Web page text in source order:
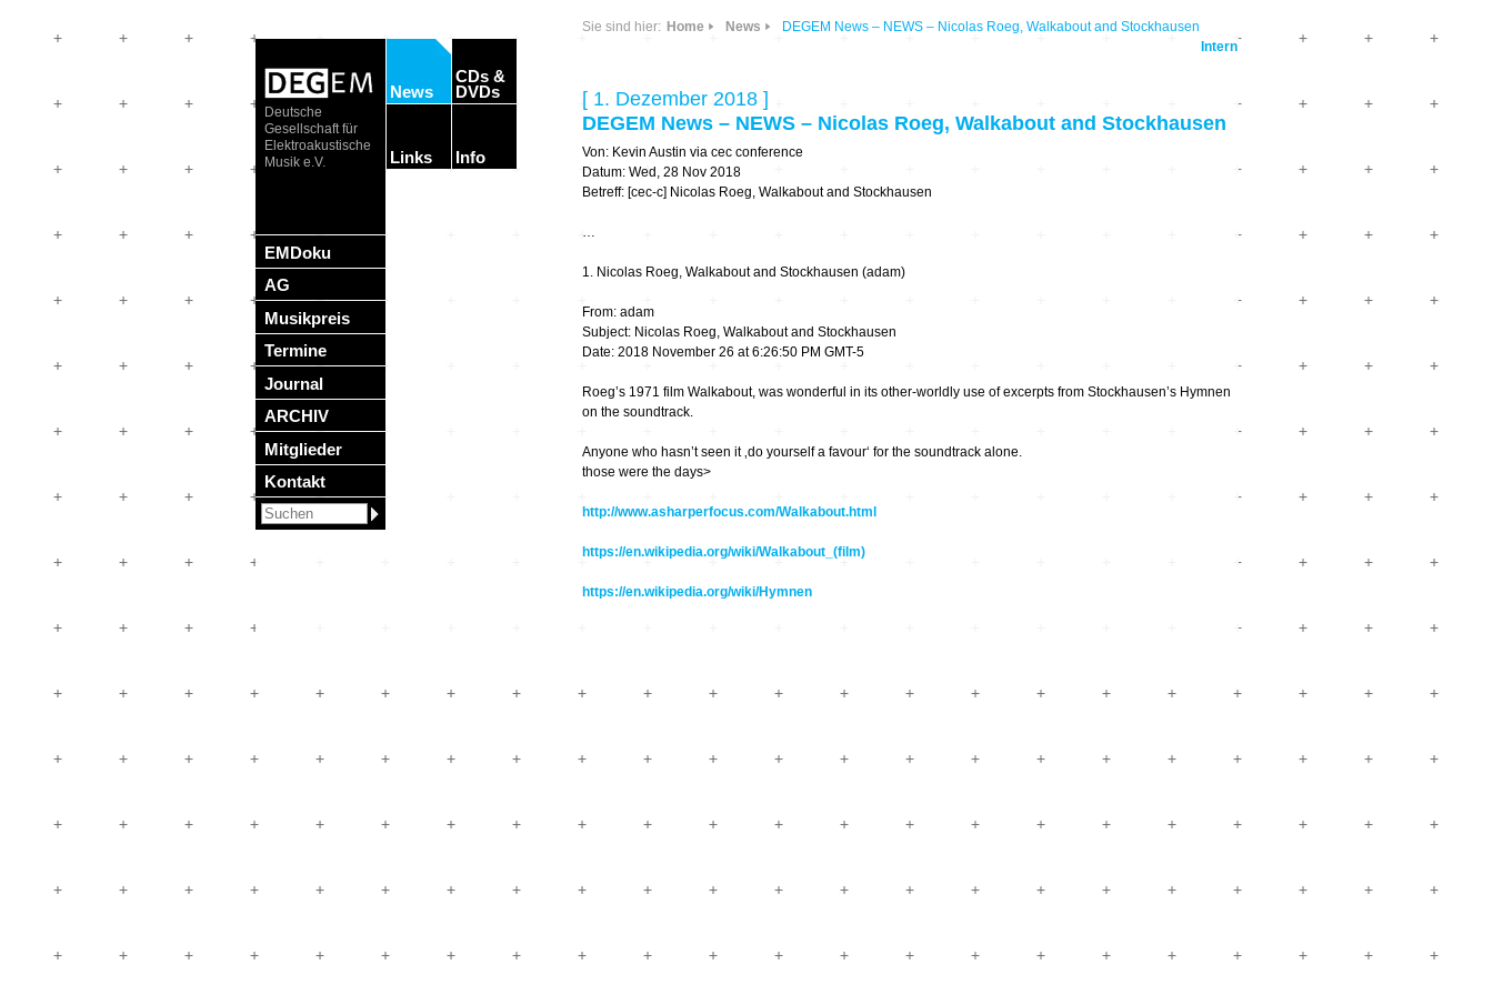
Deutsche
Gesellschaft für
Elektroakustische
Musik e.V.
EMDoku
AG
Musikpreis
Termine
Journal
ARCHIV
Mitglieder
Kontakt
News
CDs &
DVDs
Sonic Planet
Listening Machines
Perspectives
Zukunftsmusik – im
hier und jetzt oder
Transit
drop the beat
XV
Escape
Grenzen
Links
Hören im Netz
Plattenläden
Radio & TV
Record Labels
Software
Stipendien
Info
Sie sind hier: Home News
DEGEM News – NEWS – Nicolas Roeg, Walkabout and Stockhausen
Intern
[ 1. Dezember 2018 ]
DEGEM News – NEWS – Nicolas Roeg, Walkabout and Stockhausen
Von: Kevin Austin via cec conference
Datum: Wed, 28 Nov 2018
Betreff: [cec-c] Nicolas Roeg, Walkabout and Stockhausen
…
1. Nicolas Roeg, Walkabout and Stockhausen (adam)
From: adam
Subject: Nicolas Roeg, Walkabout and Stockhausen
Date: 2018 November 26 at 6:26:50 PM GMT-5
Roeg’s 1971 film Walkabout, was wonderful in its other-worldly use of excerpts from Stockhausen’s Hymnen
on the soundtrack.
Anyone who hasn’t seen it ‚do yourself a favour‘ for the soundtrack alone.
those were the days>
http://www.asharperfocus.com/Walkabout.html
https://en.wikipedia.org/wiki/Walkabout_(film)
https://en.wikipedia.org/wiki/Hymnen